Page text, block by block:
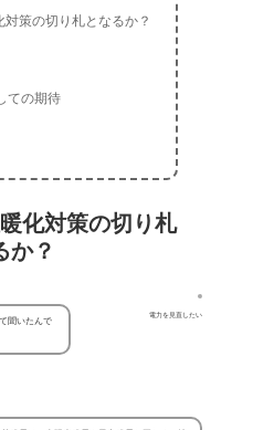
策の切り札となるか？
ての期待
化対策の切り札
か？
電力を見直したい
聞いたんで